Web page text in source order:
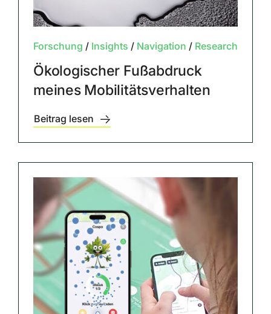
Forschung / Insights / Navigation / Research
Ökologischer Fußabdruck
meines Mobilitätsverhalten
Beitrag lesen